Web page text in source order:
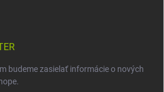
budeme zasielať informácie o nových